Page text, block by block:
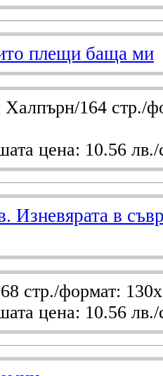
плещи баща ми
164 стр./
цена: 10.56 лв./
Изневярата в
стр./формат:
цена: 10.56 лв./